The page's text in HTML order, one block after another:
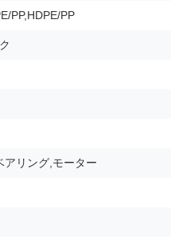
PP,HDPE/PP
アリング,モーター